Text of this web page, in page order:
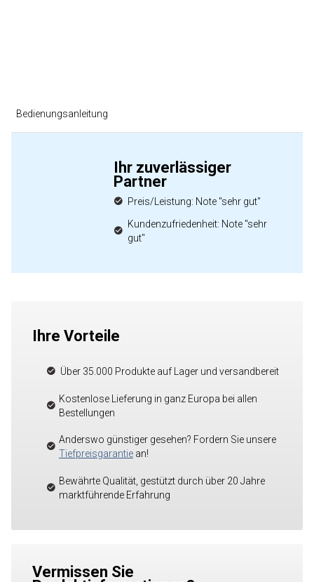
Bedienungsanleitung
Ihr zuverlässiger
Partner
Preis/Leistung: Note "sehr gut"
Kundenzufriedenheit: Note "sehr
gut"
Ihre Vorteile
Über 35.000 Produkte auf Lager und versandbereit
Kostenlose Lieferung in ganz Europa bei allen
Bestellungen
Anderswo günstiger gesehen? Fordern Sie unsere
Tiefpreisgarantie an!
Bewährte Qualität, gestützt durch über 20 Jahre
marktführende Erfahrung
Vermissen Sie